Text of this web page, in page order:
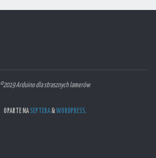
©2019 Arduino dla strasznych lamerów
OPARTE NASEPTERA&WORDPRESS.